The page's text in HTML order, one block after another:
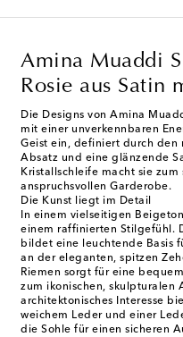
Amina Muaddi
Rosie aus Satin
Die Designs von Amina
mit einer unverkennbaren
Geist ein, definiert durch den
Absatz und eine glänzende
Kristallschleife macht sie
anspruchsvollen Garderobe.
Die Kunst liegt im Detail
In einem vielseitigen
einem raffinierten Stilgefühl.
bildet eine leuchtende Basis
an der eleganten, spitzen
Riemen sorgt für eine
zum ikonischen, skulpturalen
architektonisches Interesse
weichem Leder und einer
die Sohle für einen sicheren